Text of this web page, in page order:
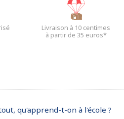
Livraison à 10 centimes
à partir de 35 euros*
qu'apprend-t-on à l'école ?